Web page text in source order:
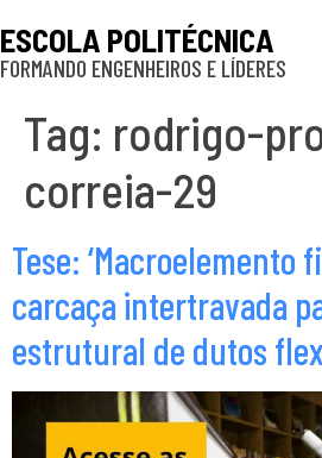
ESCOLA POLITÉCNICA
FORMANDO ENGENHEIROS E LÍDERES
Tag: rodrigo-
correia-29
Tese: ‘Macroelemento
carcaça intertravada
estrutural de dutos